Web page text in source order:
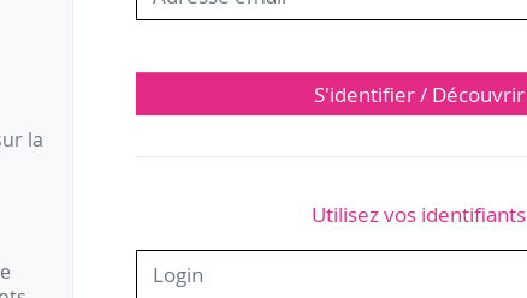
la
S'identifier / Découvrir
Utilisez vos identifiants